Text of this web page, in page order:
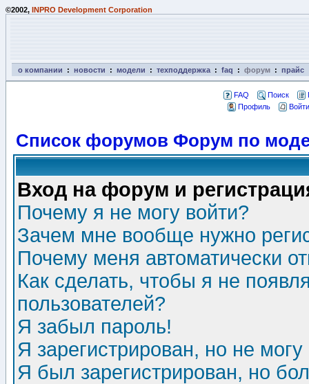
©2002, INPRO Development Corporation
о компании : новости : модели : техподдержка : faq : форум : прайс
FAQ Поиск
Профиль
Список форумов Форум по
Вход на форум и
Почему я не могу войти?
Зачем мне вообще нужно
Почему меня автоматически
Как сделать, чтобы я не
пользователей?
Я забыл пароль!
Я зарегистрирован, но не могу
Я был зарегистрирован, но